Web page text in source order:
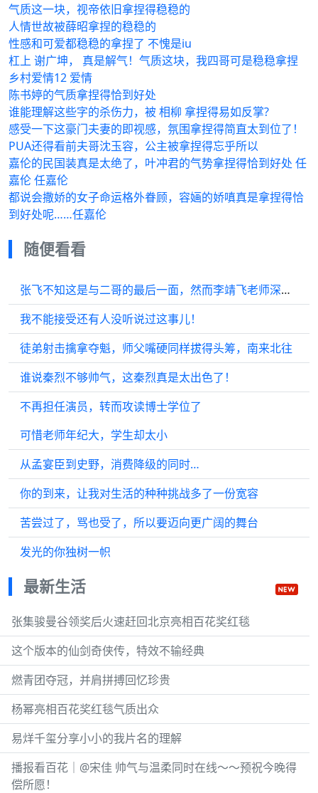
气质这一块，视帝依旧拿捏得稳稳的
人情世故被薛昭拿捏的稳稳的
性感和可爱都稳稳的拿捏了 不愧是iu
杠上 谢广坤， 真是解气！气质这块，我四哥可是稳稳拿捏
乡村爱情12 爱情
陈书婷的气质拿捏得恰到好处
谁能理解这些字的杀伤力，被 相柳 拿捏得易如反掌?
感受一下这豪门夫妻的即视感，氛围拿捏得简直太到位了！
PUA还得看前夫哥沈玉容，公主被拿捏得忘乎所以
嘉伦的民国装真是太绝了，叶冲君的气势拿捏得恰到好处 任
嘉伦 任嘉伦
都说会撒娇的女子命运格外眷顾，容婳的娇嗔真是拿捏得恰
到好处呢……任嘉伦
随便看看
张飞不知这是与二哥的最后一面，然而李靖飞老师深知这一别便是永恒
我不能接受还有人没听说过这事儿！
徒弟射击擒拿夺魁，师父嘴硬同样拔得头筹，南来北往
谁说秦烈不够帅气，这秦烈真是太出色了！
不再担任演员，转而攻读博士学位了
可惜老师年纪大，学生却太小
从孟宴臣到史野，消费降级的同时…
你的到来，让我对生活的种种挑战多了一份宽容
苦尝过了，骂也受了，所以要迈向更广阔的舞台
发光的你独树一帜
最新生活
张集骏曼谷领奖后火速赶回北京亮相百花奖红毯
这个版本的仙剑奇侠传，特效不输经典
燃青团夺冠，并肩拼搏回忆珍贵
杨幂亮相百花奖红毯气质出众
易烊千玺分享小小的我片名的理解
播报看百花｜@宋佳 帅气与温柔同时在线～～预祝今晚得
偿所愿！